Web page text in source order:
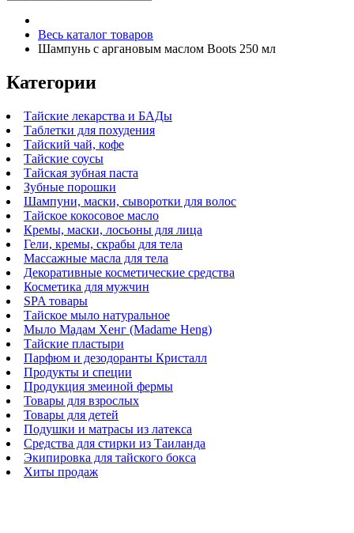
Весь каталог товаров
Шампунь с аргановым маслом Boots 250 мл
Категории
Тайские лекарства и БАДы
Таблетки для похудения
Тайский чай, кофе
Тайские соусы
Тайская зубная паста
Зубные порошки
Шампуни, маски, сыворотки для волос
Тайское кокосовое масло
Кремы, маски, лосьоны для лица
Гели, кремы, скрабы для тела
Массажные масла для тела
Декоративные косметические средства
Косметика для мужчин
SPA товары
Тайское мыло натуральное
Мыло Мадам Хенг (Madame Heng)
Тайские пластыри
Парфюм и дезодоранты Кристалл
Продукты и специи
Продукция змеиной фермы
Товары для взрослых
Товары для детей
Подушки и матрасы из латекса
Средства для стирки из Таиланда
Экипировка для тайского бокса
Хиты продаж